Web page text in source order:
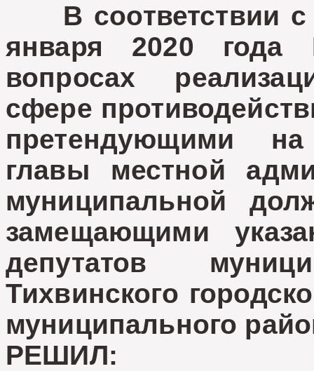
В соответствии с
января 2020
вопросах
сфере
претендующими
главы местной
муниципальной
замещающими
депутатов
Тихвинского
муниципального
РЕШИЛ: